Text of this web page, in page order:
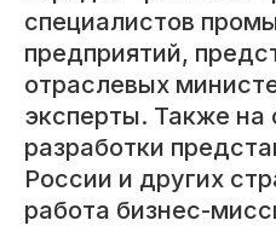
специалистов
предприятий,
отраслевых
эксперты. Также на
разработки
России и других
работа бизнес-